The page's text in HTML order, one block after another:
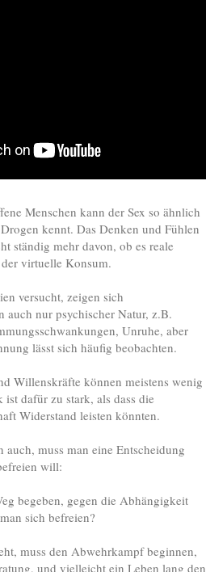
Menschen kann der Sex so ähnlich
kennt. Das Denken und Fühlen
ständig mehr davon, ob es reale
virtuelle Konsum.
versucht, zeigen sich
auch nur psychischer Natur, z.B.
Unruhe, aber
lässt sich häufig beobachten.
Willenskräfte können meistens wenig
dafür zu stark, als dass die
Widerstand leisten könnten.
auch, muss man eine Entscheidung
will:
begeben, gegen die Abhängigkeit
sich befreien?
muss den Abwehrkampf beginnen,
und vielleicht ein Leben lang den